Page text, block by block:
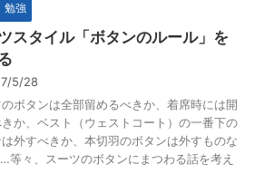
勉強
スタイル「ボタンのルール」を
5/28
のボタンは全部留めるべきか、着席時には開
か、ベスト（ウェストコート）の一番下の
外すべきか、本切羽のボタンは外すものな
等々、スーツのボタンにまつわる話を考え